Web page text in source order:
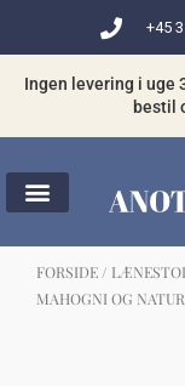
indholdet
+45
Ingen levering i uge
bestil
FORSIDE /
MAHOGNI OG